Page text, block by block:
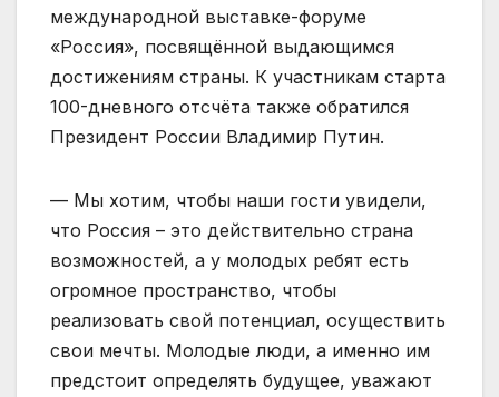
международной выставке-форуме
«Россия», посвящённой выдающимся
достижениям страны. К участникам старта
100-дневного отсчёта также обратился
Президент России Владимир Путин.
— Мы хотим, чтобы наши гости увидели,
что Россия – это действительно страна
возможностей, а у молодых ребят есть
огромное пространство, чтобы
реализовать свой потенциал, осуществить
свои мечты. Молодые люди, а именно им
предстоит определять будущее, уважают